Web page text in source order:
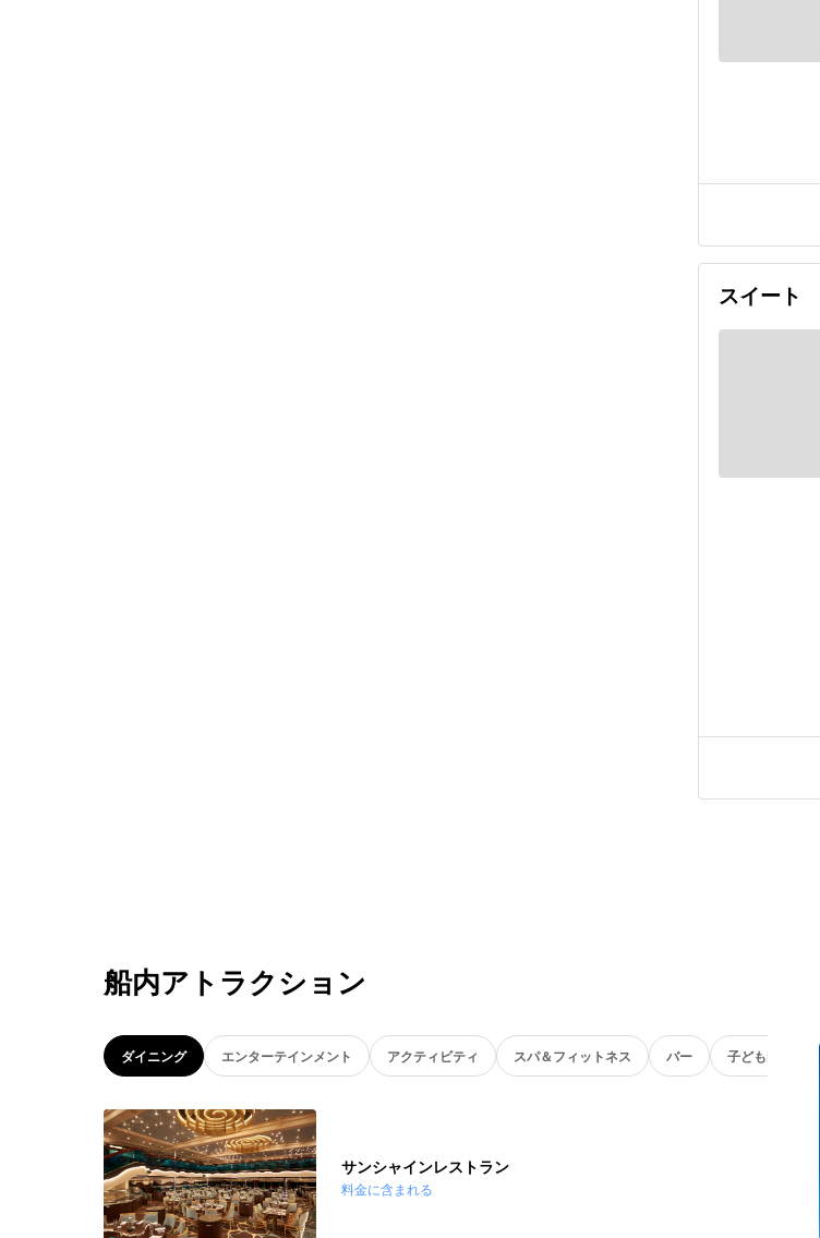
スイート
船内アトラクション
ダイニング エンターテインメント アクティビティ スパ＆フィットネス バー 子ども向け
サンシャインレストラン
料金に含まれる